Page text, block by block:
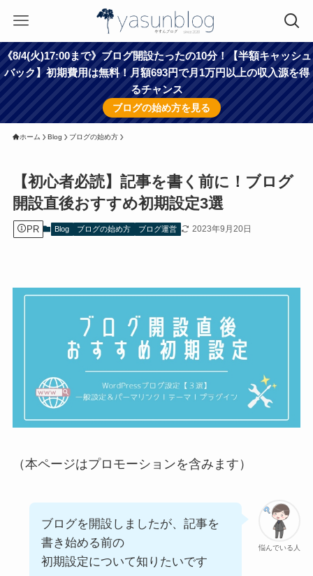
《8/4(火)17:00まで》ブログ開設たったの10分！【半額キャッシュ
バック】初期費用は無料！月額693円で月1万円以上の収入源を得
るチャンス
ブログの始め方を見る
ホーム Blog ブログの始め方
【初心者必読】記事を書く前に！ブログ
開設直後おすすめ初期設定3選
PR Blog ブログの始め方 ブログ運営 2023年9月20日
（本ページはプロモーションを含みます）
悩んでいる人
ブログを開設しましたが、記事を
書き始める前の
初期設定について知りたいです